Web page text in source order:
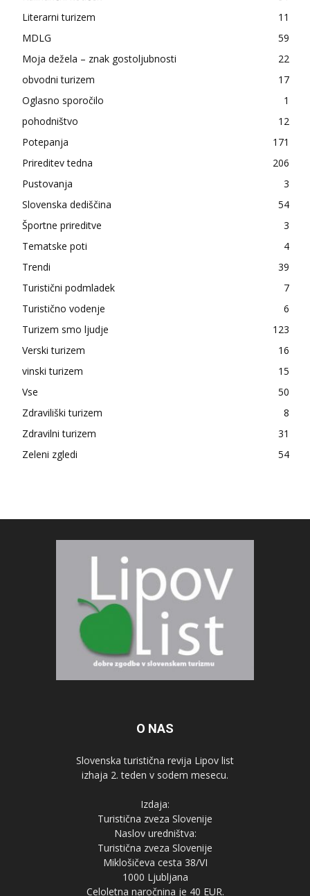
Literarni turizem
11
MDLG
59
Moja dežela – znak gostoljubnosti
22
obvodni turizem
17
Oglasno sporočilo
1
pohodništvo
12
Potepanja
171
Prireditev tedna
206
Pustovanja
3
Slovenska dediščina
54
Športne prireditve
3
Tematske poti
4
Trendi
39
Turistični podmladek
7
Turistično vodenje
6
Turizem smo ljudje
123
Verski turizem
16
vinski turizem
15
Vse
50
Zdraviliški turizem
8
Zdravilni turizem
31
Zeleni zgledi
54
O NAS
Slovenska turistična revija Lipov list
izhaja 2. teden v sodem mesecu.
Izdaja:
Turistična zveza Slovenije
Naslov uredništva:
Turistična zveza Slovenije
Miklošičeva cesta 38/VI
1000 Ljubljana
Celoletna naročnina je 40 EUR.